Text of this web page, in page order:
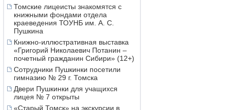
Томские лицеисты знакомятся с
книжными фондами отдела
краеведения ТОУНБ им. А. С.
Пушкина
Книжно-иллюстративная выставка
«Григорий Николаевич Потанин –
почетный гражданин Сибири» (12+)
Сотрудники Пушкинки посетили
гимназию № 29 г. Томска
Двери Пушкинки для учащихся
лицея № 7 открыты
«Старый Томск» на экскурсии в